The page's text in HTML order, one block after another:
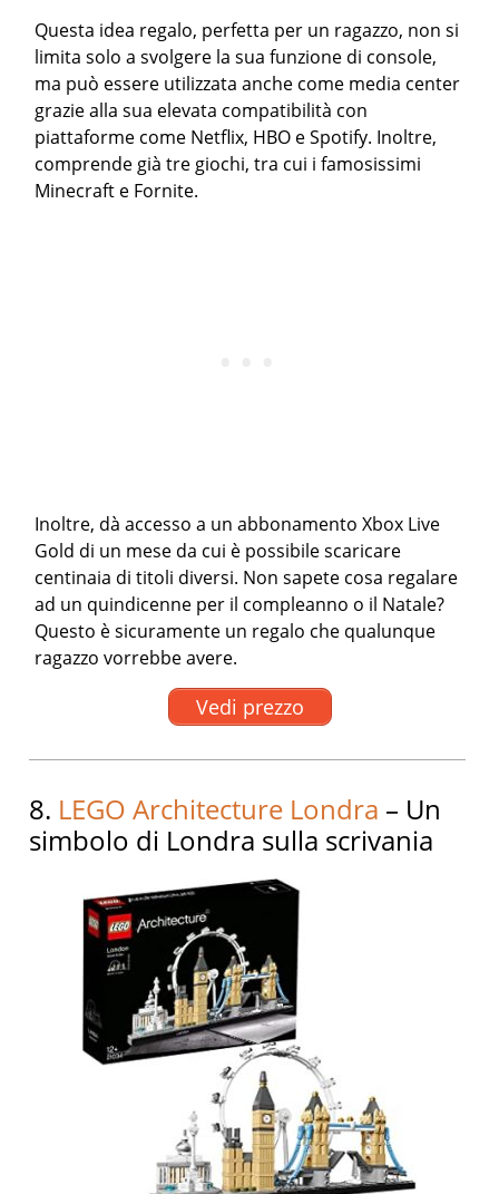
Questa idea regalo, perfetta per un ragazzo, non si
limita solo a svolgere la sua funzione di console,
ma può essere utilizzata anche come media center
grazie alla sua elevata compatibilità con
piattaforme come Netflix, HBO e Spotify. Inoltre,
comprende già tre giochi, tra cui i famosissimi
Minecraft e Fornite.
Inoltre, dà accesso a un abbonamento Xbox Live
Gold di un mese da cui è possibile scaricare
centinaia di titoli diversi. Non sapete cosa regalare
ad un quindicenne per il compleanno o il Natale?
Questo è sicuramente un regalo che qualunque
ragazzo vorrebbe avere.
Vedi prezzo
8. LEGO Architecture Londra – Un
simbolo di Londra sulla scrivania